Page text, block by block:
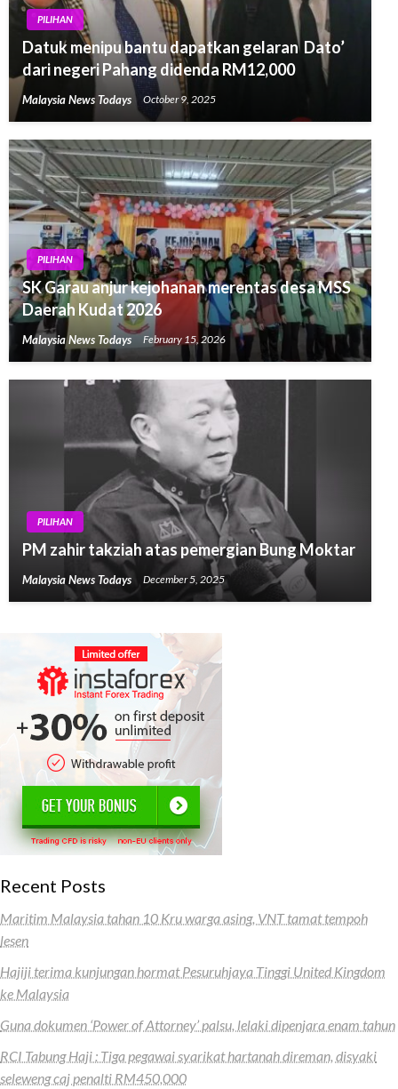
PILIHAN
Datuk menipu bantu dapatkan gelaran Dato’
dari negeri Pahang didenda RM12,000
Malaysia News Todays October 9, 2025
PILIHAN
SK Garau anjur kejohanan merentas desa MSS
Daerah Kudat 2026
Malaysia News Todays February 15, 2026
PILIHAN
PM zahir takziah atas pemergian Bung Moktar
Malaysia News Todays December 5, 2025
Recent Posts
Maritim Malaysia tahan 10 Kru warga asing, VNT tamat tempoh
lesen
Hajiji terima kunjungan hormat Pesuruhjaya Tinggi United Kingdom
ke Malaysia
Guna dokumen ‘Power of Attorney’ palsu, lelaki dipenjara enam tahun
RCI Tabung Haji : Tiga pegawai syarikat hartanah direman, disyaki
seleweng caj penalti RM450,000